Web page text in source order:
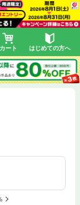
カート はじめての方へ